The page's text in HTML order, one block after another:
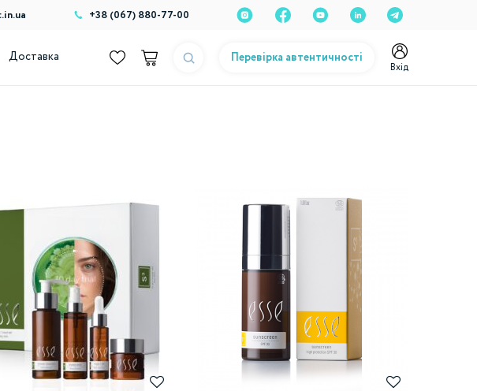
+38 (067) 880-77-00
Доставка Перевірка автентичності
Вхід